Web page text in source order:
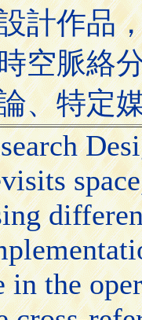
計作品
空脈絡
、特定
in the